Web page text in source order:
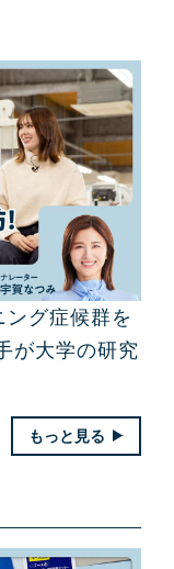
グ症候群を
が大学の研究
もっと見る